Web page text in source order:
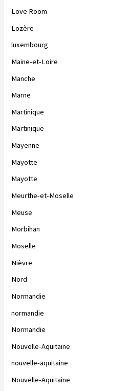
Love Room
Lozère
luxembourg
Maine-et-Loire
Manche
Marne
Martinique
Martinique
Mayenne
Mayotte
Mayotte
Meurthe-et-Moselle
Meuse
Morbihan
Moselle
Nièvre
Nord
Normandie
normandie
Normandie
Nouvelle-Aquitaine
nouvelle-aquitaine
Nouvelle-Aquitaine